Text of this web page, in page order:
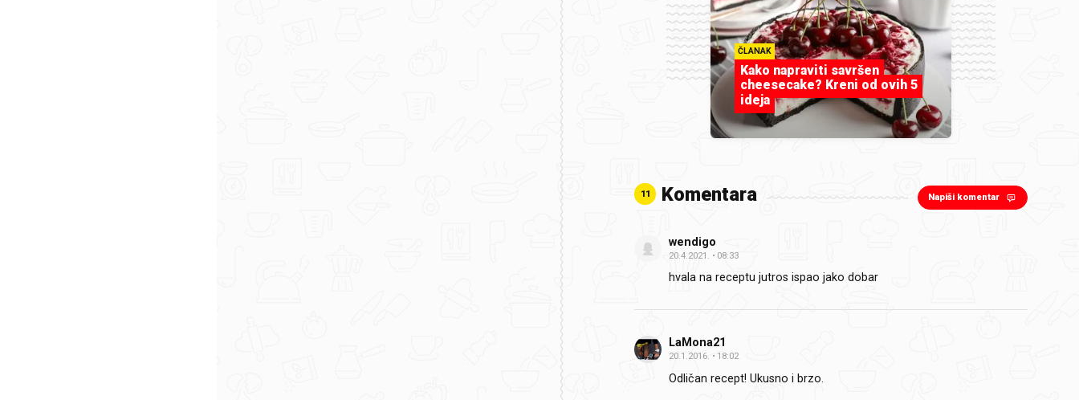
ČLANAK
Kako napraviti savršen
cheesecake? Kreni od ovih 5
ideja
11 Komentara Napiši komentar
wendigo
20.4.2021. 08:33
hvala na receptu jutros ispao jako dobar
LaMona21
20.1.2016. 18:02
Odličan recept! Ukusno i brzo.